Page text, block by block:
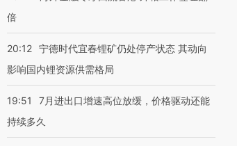
倍
20:12 宁德时代宜春锂矿仍处停产状态 其动向
影响国内锂资源供需格局
19:51
7月进出口增速高位放缓，价格驱动还能
持续多久